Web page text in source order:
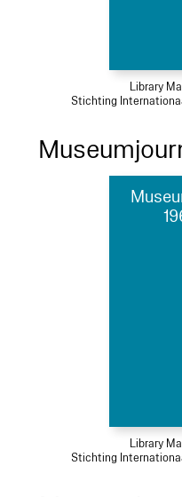
Library
Stichting
Library
Stichting